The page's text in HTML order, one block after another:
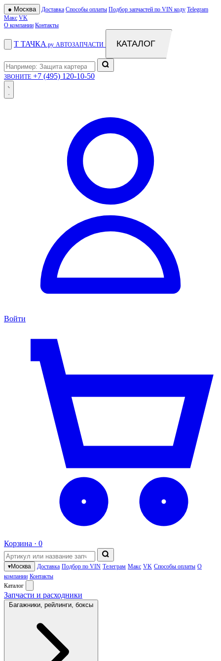
● Москва Доставка Способы оплаты Подбор запчастей по VIN коду Telegram
Макс VK
О компании Контакты
Т ТАЧКА .ру АВТОЗАПЧАСТИ КАТАЛОГ
ЗВОНИТЕ +7 (495) 120-10-50
Войти
Корзина · 0
▾Москва Доставка Подбор по VIN Телеграм Макс VK Способы оплаты О
компании Контакты
Каталог
Запчасти и расходники
Багажники, рейлинги, боксы